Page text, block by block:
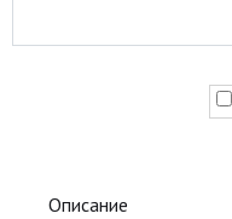
Описание